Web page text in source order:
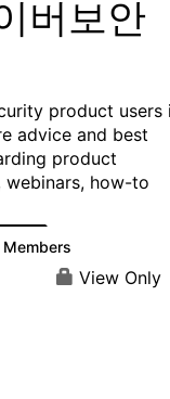
버보안
product users
advice and best
product
webinars, how-to
Members
View Only